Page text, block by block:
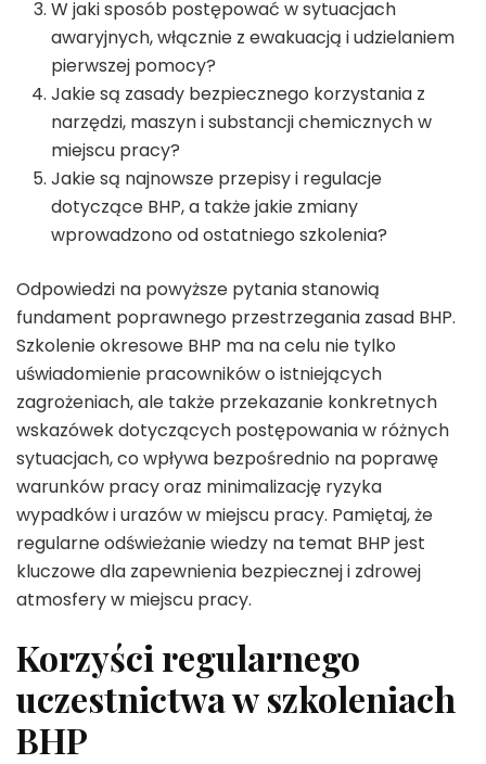
W jaki sposób postępować w sytuacjach
awaryjnych, włącznie z ewakuacją i udzielaniem
pierwszej pomocy?
Jakie są zasady bezpiecznego korzystania z
narzędzi, maszyn i substancji chemicznych w
miejscu pracy?
Jakie są najnowsze przepisy i regulacje
dotyczące BHP, a także jakie zmiany
wprowadzono od ostatniego szkolenia?
Odpowiedzi na powyższe pytania stanowią
fundament poprawnego przestrzegania zasad BHP.
Szkolenie okresowe BHP ma na celu nie tylko
uświadomienie pracowników o istniejących
zagrożeniach, ale także przekazanie konkretnych
wskazówek dotyczących postępowania w różnych
sytuacjach, co wpływa bezpośrednio na poprawę
warunków pracy oraz minimalizację ryzyka
wypadków i urazów w miejscu pracy. Pamiętaj, że
regularne odświeżanie wiedzy na temat BHP jest
kluczowe dla zapewnienia bezpiecznej i zdrowej
atmosfery w miejscu pracy.
Korzyści regularnego
uczestnictwa w szkoleniach
BHP